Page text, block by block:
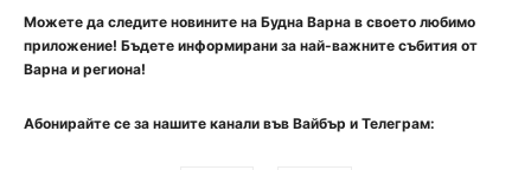
Можете да следите новините на Будна Варна в своето любимо
приложение! Бъдете информирани за най-важните събития от
Варна и региона!
Абонирайте се за нашите канали във Вайбър и Телеграм: